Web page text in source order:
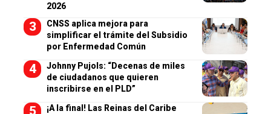
2026
CNSS aplica mejora para
simplificar el trámite del Subsidio
por Enfermedad Común
Johnny Pujols: “Decenas de miles
de ciudadanos que quieren
inscribirse en el PLD”
¡A la final! Las Reinas del Caribe